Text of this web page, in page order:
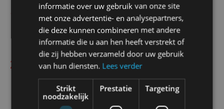
Uitgebreide inspectie met camera
Wij brengen de exacte staat van uw schoorsteen in kaart
met geavanceerde cameratechniek.
2 Roterende reinigingsborstels
hardnekkige creosootaanslag.
informatie over uw gebruik van onze site
met onze advertentie- en analysepartners,
die deze kunnen combineren met andere
informatie die u aan hen heeft verstrekt of
die zij hebben verzameld door uw gebruik
van hun diensten. Lees verder
Strikt
noodzakelijk
Prestatie Targeting